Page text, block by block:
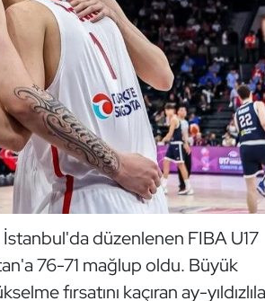
İstanbul'da düzenlenen FIBA U17
76-71 mağlup oldu. Büyük
fırsatını kaçıran ay-